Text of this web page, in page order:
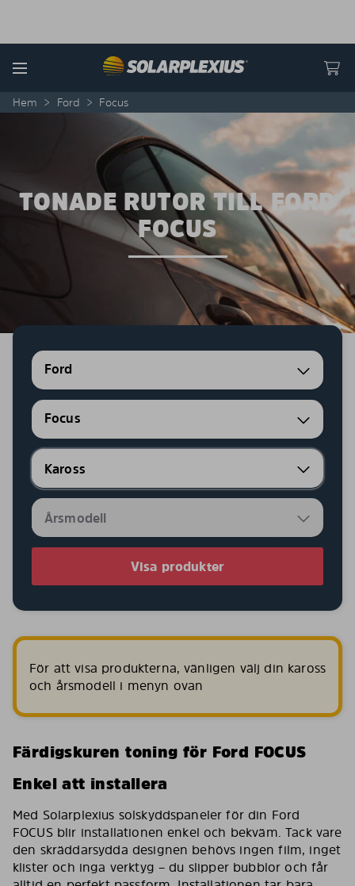
Menu
Hem > Ford > Focus
TONADE RUTOR TILL FORD
FOCUS
Ford
Focus
Visa produkter
För att visa produkterna, vänligen välj din kaross
och årsmodell i menyn ovan
Färdigskuren toning för Ford FOCUS
Enkel att installera
Med Solarplexius solskyddspaneler för din Ford
FOCUS blir installationen enkel och bekväm. Tack vare
den skräddarsydda designen behövs ingen film, inget
klister och inga verktyg – du slipper bubblor och får